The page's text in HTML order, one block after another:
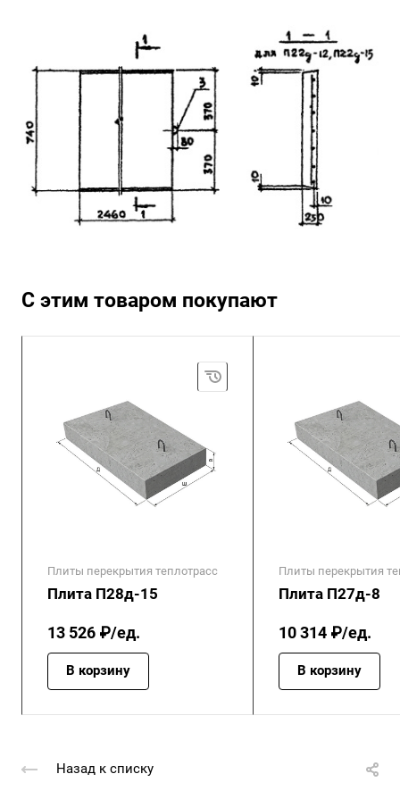
С этим товаром покупают
Плиты перекрытия теплотрасс
Плита П28д-15
13 526 ₽/ед.
В корзину
Плиты перекрытия
Плита П27д-8
10 314 ₽/ед.
В корзину
Назад к списку